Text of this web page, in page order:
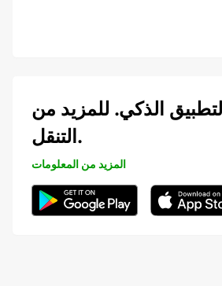
الذكي. للمزيد من
التنقل.
المزيد من المعلومات